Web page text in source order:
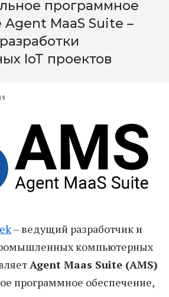
программное
MaaS Suite –
IoT проектов
– ведущий разработчик и
компьютерных
Agent Maas Suite (AMS)
программное обеспечение,